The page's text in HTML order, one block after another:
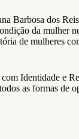
Barbosa dos
da mulher
de mulheres
Identidade e
as formas de